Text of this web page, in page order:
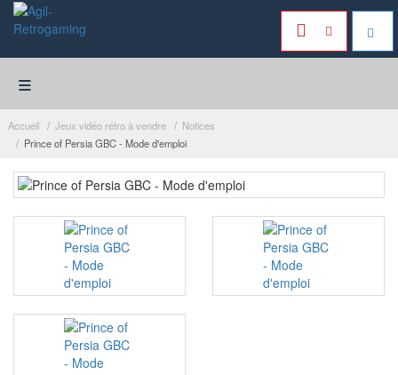
≡
Accueil Jeux vidéo rétro à vendre
Notices
Prince of Persia GBC - Mode d'emploi